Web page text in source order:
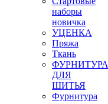
наборы
новичка
УЦЕНКА
Пряжа
Ткань
ФУРНИТУРА
ДЛЯ
ШИТЬЯ
Фурнитура